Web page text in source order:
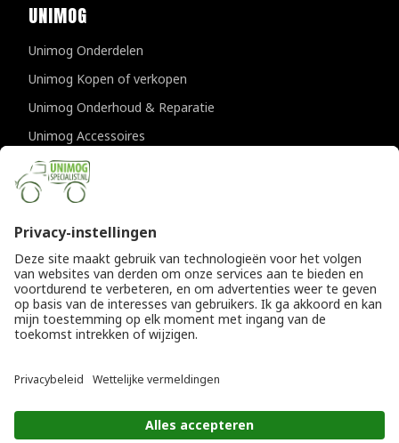
UNIMOG
Unimog Onderdelen
Unimog Kopen of verkopen
Unimog Onderhoud & Reparatie
Unimog Accessoires
Unimog APK-keuringen
CONTACTGEGEVENS
Unimogspecialist
5334 JK Velddriel
T0418 632073
Einfo@unimogspecialist.nl
© Copyright 2026
Algemene voorwaarden|
Privacyverklaring